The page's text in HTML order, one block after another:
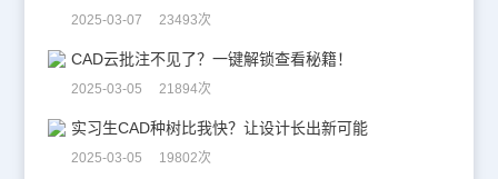
2025-03-07 23493次
CAD云批注不见了？一键解锁查看秘籍！
2025-03-05 21894次
实习生CAD种树比我快？让设计长出新可能
2025-03-05 19802次